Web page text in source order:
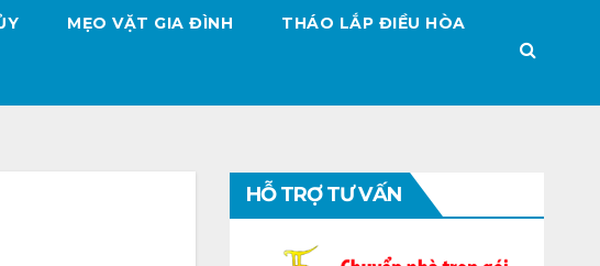
MẸO VẶT GIA ĐÌNH THÁO LẮP ĐIỀU HÒA
HỖ TRỢ TƯ VẤN